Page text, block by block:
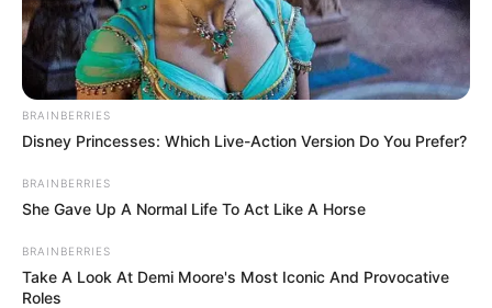
BRAINBERRIES
Disney Princesses: Which Live-Action Version Do You Prefer?
BRAINBERRIES
She Gave Up A Normal Life To Act Like A Horse
BRAINBERRIES
Take A Look At Demi Moore's Most Iconic And Provocative
Roles